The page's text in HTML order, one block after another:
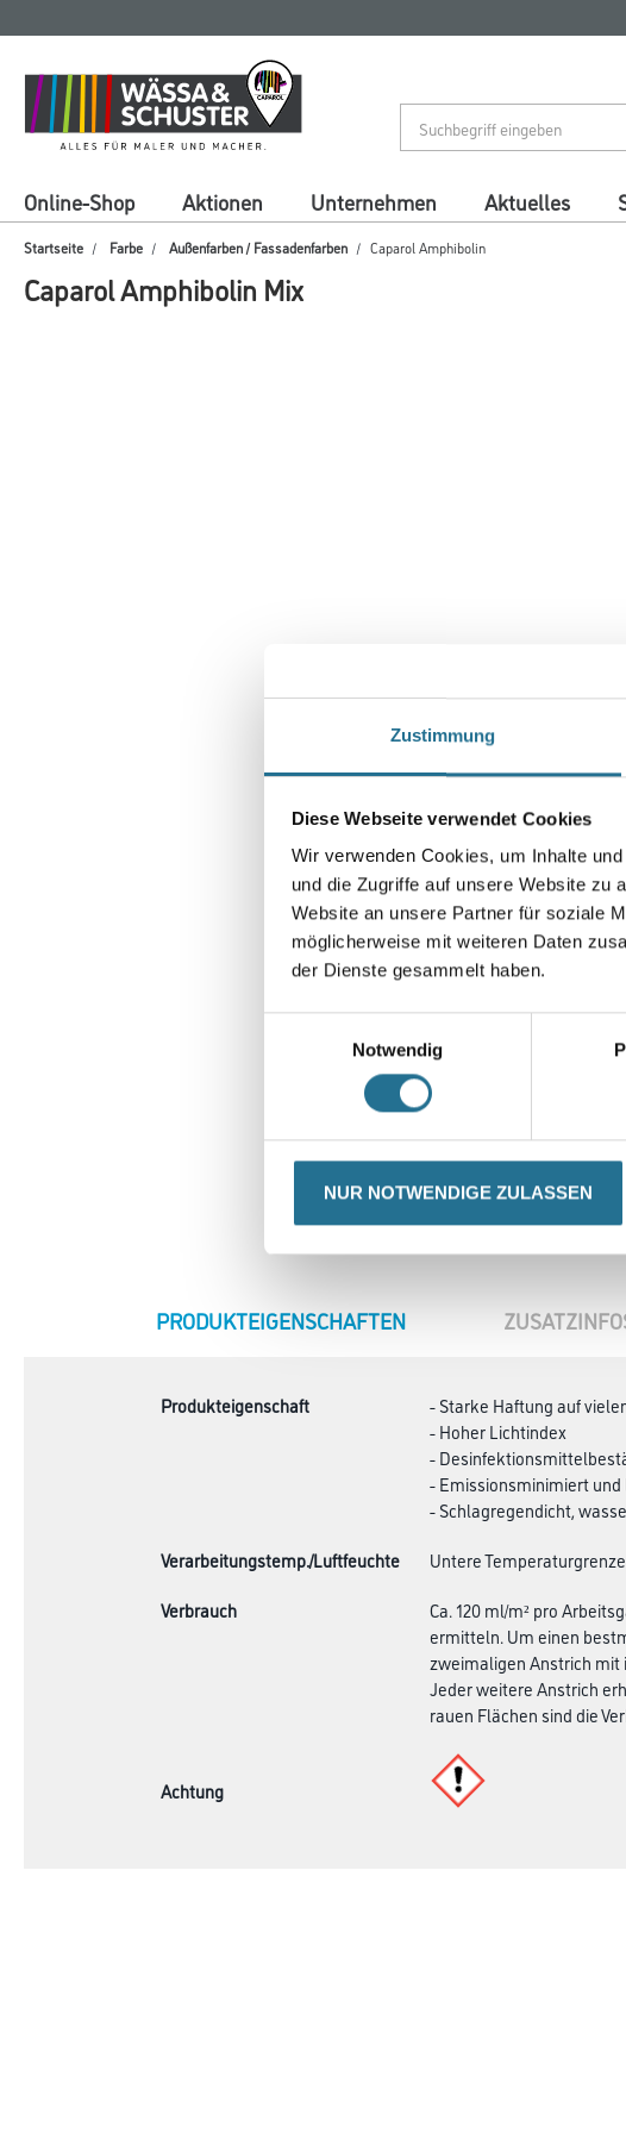
Zustimmung
Diese Webseite verwendet Cookies
Wir verwenden Cookies, um Inhalte
und die Zugriffe auf unsere Website zu
Website an unsere Partner für soziale
möglicherweise mit weiteren Daten
der Dienste gesammelt haben.
Notwendig
NUR NOTWENDIGE ZULASSEN
springen
springen
Online-Shop Aktionen Unternehmen Aktuelles
Startseite Farbe Außenfarben / Fassadenfarben Caparol Amphibolin
Caparol Amphibolin Mix
CURRENT
PRODUKTEIGENSCHAFTEN
Produkteigenschaft
- Starke Haftung auf
- Hoher Lichtindex
-
- Emissionsminimiert
- Schlagregendicht,
Verarbeitungstemp./Luftfeuchte
Untere
Verbrauch
Ca. 120 ml/m² pro
ermitteln. Um einen
zweimaligen Anstrich mit
Jeder weitere Anstrich
rauen Flächen sind die
Achtung